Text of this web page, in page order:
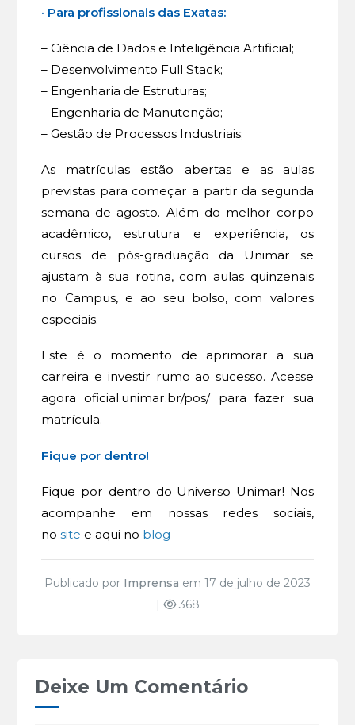
· Para profissionais das Exatas:
– Ciência de Dados e Inteligência Artificial;
– Desenvolvimento Full Stack;
– Engenharia de Estruturas;
– Engenharia de Manutenção;
– Gestão de Processos Industriais;
As matrículas estão abertas e as aulas
previstas para começar a partir da segunda
semana de agosto. Além do melhor corpo
acadêmico, estrutura e experiência, os
cursos de pós-graduação da Unimar se
ajustam à sua rotina, com aulas quinzenais
no Campus, e ao seu bolso, com valores
especiais.
Este é o momento de aprimorar a sua
carreira e investir rumo ao sucesso. Acesse
agora oficial.unimar.br/pos/ para fazer sua
matrícula.
Fique por dentro!
Fique por dentro do Universo Unimar! Nos
acompanhe em nossas redes sociais,
nosite e aqui no blog
Publicado por Imprensa em 17 de julho de 2023
|
368
Deixe Um Comentário